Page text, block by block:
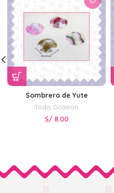
Sombrero de Yute
Toda Ocasión
S/ 8.00